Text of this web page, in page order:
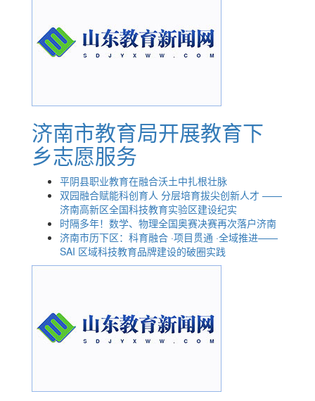
济南市教育局开展教育下
乡志愿服务
平阴县职业教育在融合沃土中扎根壮脉
双园融合赋能科创育人 分层培育拔尖创新人才 ——
济南高新区全国科技教育实验区建设纪实
时隔多年！数学、物理全国奥赛决赛再次落户济南
济南市历下区：科育融合 ·项目贯通 ·全域推进——
SAI 区域科技教育品牌建设的破圈实践